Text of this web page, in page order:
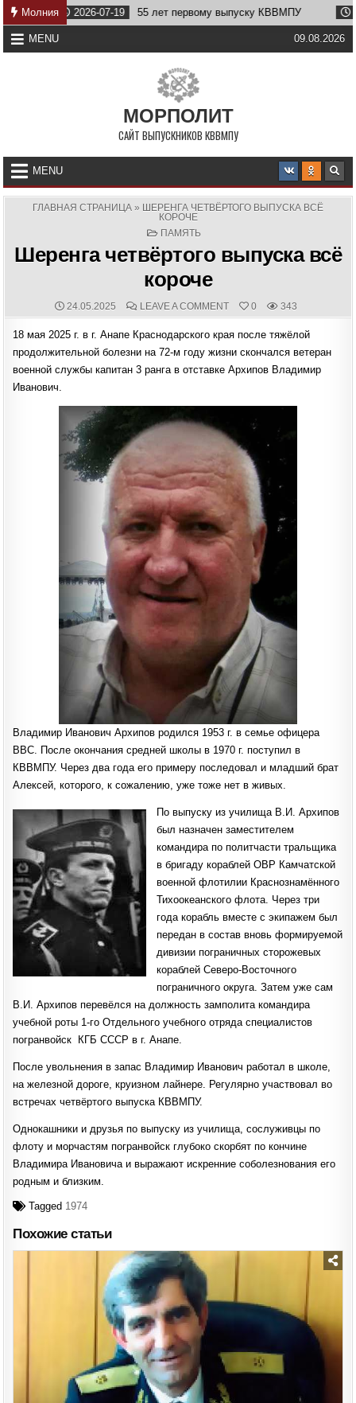
Skip
to
content
Молния
2026-07-19 55 лет первому выпуску КВВМПУ 2026-07-
MENU 09.08.2026
МОРПОЛИТ
САЙТ ВЫПУСКНИКОВ КВВМПУ
MENU
ГЛАВНАЯ СТРАНИЦА » ШЕРЕНГА ЧЕТВЁРТОГО ВЫПУСКА ВСЁ
КОРОЧЕ
POSTED
ПАМЯТЬ
Шеренга четвёртого выпуска всё
короче
PUBLISHED
DATE:
24.05.2025 COMMENTS:
LEAVE A COMMENTON
ШЕРЕНГА
ВЫПУСКА
КОРОЧЕ
0 343
18 мая 2025 г. в г. Анапе Краснодарского края после тяжёлой
продолжительной болезни на 72-м году жизни скончался ветеран
военной службы капитан 3 ранга в отставке Архипов Владимир
Иванович.
Владимир Иванович Архипов родился 1953 г. в семье офицера
ВВС. После окончания средней школы в 1970 г. поступил в
КВВМПУ. Через два года его примеру последовал и младший брат
Алексей, которого, к сожалению, уже тоже нет в живых.
По выпуску из училища В.И. Архипов
был назначен заместителем
командира по политчасти тральщика
в бригаду кораблей ОВР Камчатской
военной флотилии Краснознамённого
Тихоокеанского флота. Через три
года корабль вместе с экипажем был
передан в состав вновь формируемой
дивизии пограничных сторожевых
кораблей Северо-Восточного
пограничного округа. Затем уже сам
В.И. Архипов перевёлся на должность замполита командира
учебной роты 1-го Отдельного учебного отряда специалистов
погранвойск КГБ СССР в г. Анапе.
После увольнения в запас Владимир Иванович работал в школе,
на железной дороге, круизном лайнере. Регулярно участвовал во
встречах четвёртого выпуска КВВМПУ.
Однокашники и друзья по выпуску из училища, сослуживцы по
флоту и морчастям погранвойск глубоко скорбят по кончине
Владимира Ивановича и выражают искренние соболезнования его
родным и близким.
Tagged 1974
Похожие статьи
Posted
in